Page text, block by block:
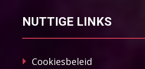
NUTTIGE LINKS
Cookiesbeleid